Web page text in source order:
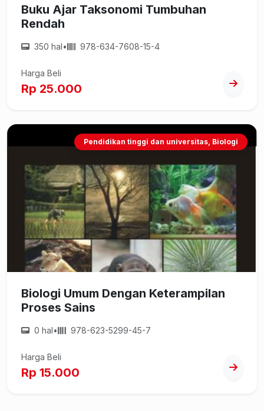
Buku Ajar Taksonomi Tumbuhan
Rendah
350 hal• 978-634-7608-15-4
Harga Beli
Rp 25.000
Pendidikan tinggi dan universitas, Biologi
Biologi Umum Dengan Keterampilan
Proses Sains
0 hal• 978-623-5299-45-7
Harga Beli
Rp 15.000